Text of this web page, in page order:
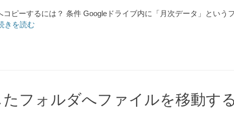
ピーするには？ 条件 Googleドライブ内に「月次データ」という
きを読む
フォルダへファイルを移動する